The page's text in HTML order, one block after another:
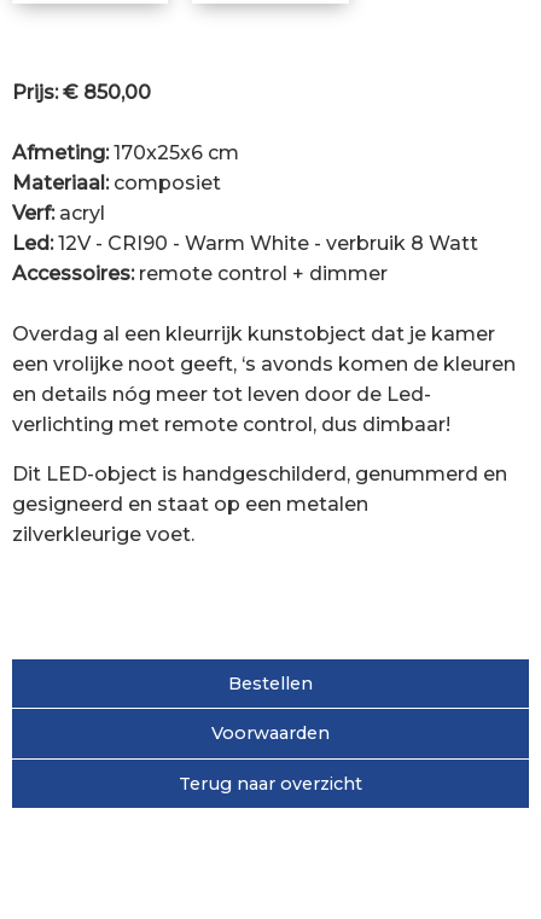
Prijs: € 850,00
Afmeting:170x25x6 cm
Materiaal:composiet
Verf:acryl
Led:12V - CRI90 - Warm White - verbruik 8 Watt
Accessoires:remote control + dimmer
Overdag al een kleurrijk kunstobject dat je kamer
een vrolijke noot geeft, ‘s avonds komen de kleuren
en details nóg meer tot leven door de Led-
verlichting met remote control, dus dimbaar!
Dit LED-object is handgeschilderd, genummerd en
gesigneerd en staat op een metalen
zilverkleurige voet.
Bestellen
Voorwaarden
Terug naar overzicht